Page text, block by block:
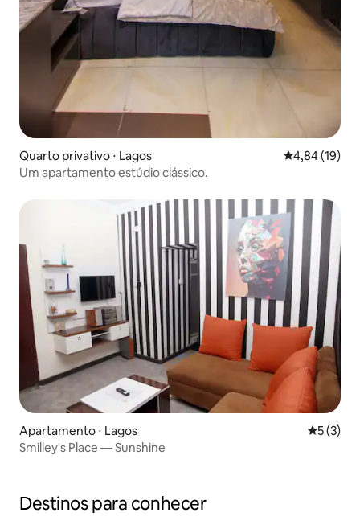
Quarto privativo ⋅ Lagos 4,84 de uma
4,84 (19)
Um apartamento estúdio clássico.
Apartamento ⋅ Lagos 5 de
5 (3)
Smilley's Place — Sunshine
Destinos para conhecer